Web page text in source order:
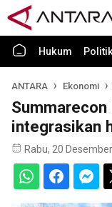
Hukum
ANTARA Ekonomi
integrasikan
Rabu, 20